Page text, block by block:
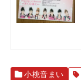
小桃音まい